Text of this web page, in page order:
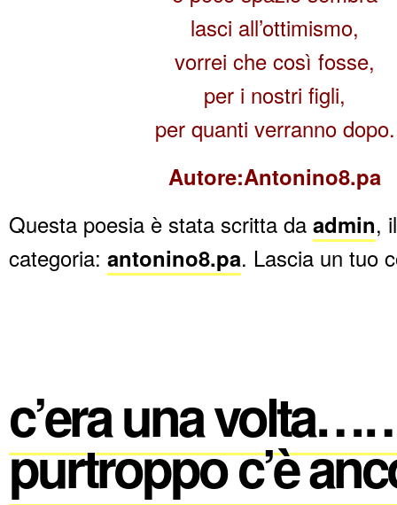
lasci all’ottimismo,
vorrei che così fosse,
per i nostri figli,
per quanti verranno dopo.
Autore:Antonino8.pa
Questa poesia è stata scritta da admin,
categoria: antonino8.pa. Lascia un tuo
c’era una
purtroppo c’è